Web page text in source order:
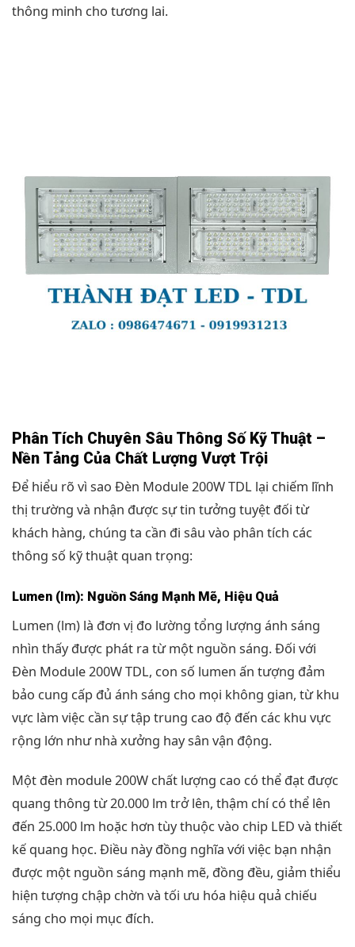
thông minh cho tương lai.
Phân Tích Chuyên Sâu Thông Số Kỹ Thuật –
Nền Tảng Của Chất Lượng Vượt Trội
Để hiểu rõ vì sao Đèn Module 200W TDL lại chiếm lĩnh
thị trường và nhận được sự tin tưởng tuyệt đối từ
khách hàng, chúng ta cần đi sâu vào phân tích các
thông số kỹ thuật quan trọng:
Lumen (lm): Nguồn Sáng Mạnh Mẽ, Hiệu Quả
Lumen (lm) là đơn vị đo lường tổng lượng ánh sáng
nhìn thấy được phát ra từ một nguồn sáng. Đối với
Đèn Module 200W TDL, con số lumen ấn tượng đảm
bảo cung cấp đủ ánh sáng cho mọi không gian, từ khu
vực làm việc cần sự tập trung cao độ đến các khu vực
rộng lớn như nhà xưởng hay sân vận động.
Một đèn module 200W chất lượng cao có thể đạt được
quang thông từ 20.000 lm trở lên, thậm chí có thể lên
đến 25.000 lm hoặc hơn tùy thuộc vào chip LED và thiết
kế quang học. Điều này đồng nghĩa với việc bạn nhận
được một nguồn sáng mạnh mẽ, đồng đều, giảm thiểu
hiện tượng chập chờn và tối ưu hóa hiệu quả chiếu
sáng cho mọi mục đích.